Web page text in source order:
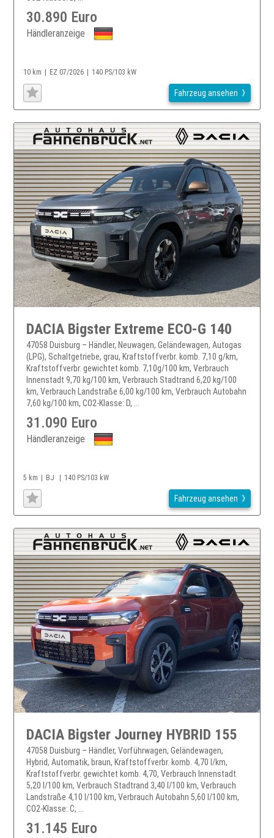
30.890 Euro
Händleranzeige
10 km EZ 07/2026 140 PS/103 kW
Fahrzeug ansehen
DACIA Bigster Extreme ECO-G 140
47058 Duisburg – Händler, Neuwagen, Geländewagen, Autogas
(LPG), Schaltgetriebe, grau, Kraftstoffverbr. komb. 7,10 g/km,
Kraftstoffverbr. gewichtet komb. 7,10g/100 km, Verbrauch
Innenstadt 9,70 kg/100 km, Verbrauch Stadtrand 6,20 kg/100
km, Verbrauch Landstraße 6,00 kg/100 km, Verbrauch Autobahn
7,60 kg/100 km, CO2-Klasse: D, ...
31.090 Euro
Händleranzeige
5 km BJ 140 PS/103 kW
Fahrzeug ansehen
DACIA Bigster Journey HYBRID 155
47058 Duisburg – Händler, Vorführwagen, Geländewagen,
Hybrid, Automatik, braun, Kraftstoffverbr. komb. 4,70 l/km,
Kraftstoffverbr. gewichtet komb. 4,70, Verbrauch Innenstadt
5,20 l/100 km, Verbrauch Stadtrand 3,40 l/100 km, Verbrauch
Landstraße 4,10 l/100 km, Verbrauch Autobahn 5,60 l/100 km,
CO2-Klasse: C, ...
31.145 Euro